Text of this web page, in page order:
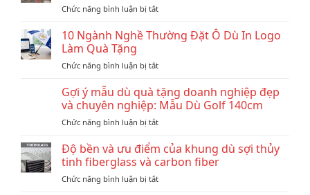
Chức năng bình luận bị tắtở
sao
showroom
tô
cũng
có
in
thương
hiệu?
10 Ngành Nghề Thường Đặt Ô Dù In Logo
Làm Quà Tặng
Chức năng bình luận bị tắtở
Ngành
Nghề
Thường
Đặt
Dù
In
Làm
Gợi ý mẫu dù quà tặng doanh nghiệp đẹp
và chuyên nghiệp: Mẫu Dù Golf 140cm
Chức năng bình luận bị tắtở
ý
mẫu
dù
quà
Độ bền và ưu điểm của khung dù sợi thủy
tinh fiberglass và carbon fiber
Chức năng bình luận bị tắtở